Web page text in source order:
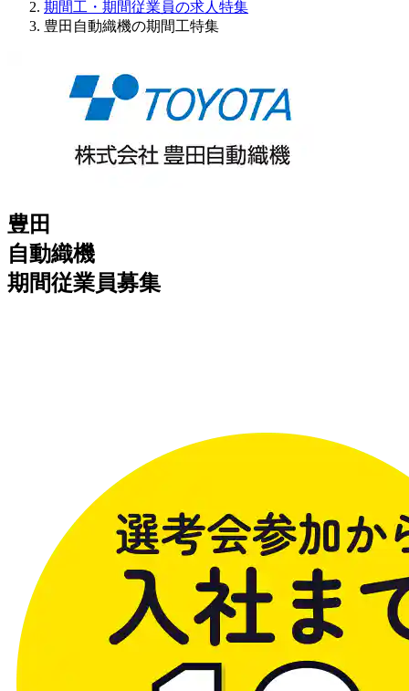
期間工・期間従業員の求人特集
豊田自動織機の期間工特集
豊田
自動織機
期間従業員募集